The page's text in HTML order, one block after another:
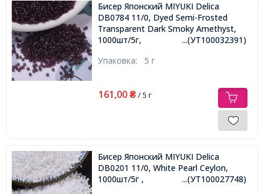
Бисер Японский MIYUKI Delica
DB0784 11/0, Dyed Semi-Frosted
Transparent Dark Smoky Amethyst,
1000шт/5г,
...(УТ100032391)
Упаковка: 5 г
161,00 ₴/ 5 г
Бисер Японский MIYUKI Delica
DB0201 11/0, White Pearl Ceylon,
1000шт/5г ,
...(УТ100027748)